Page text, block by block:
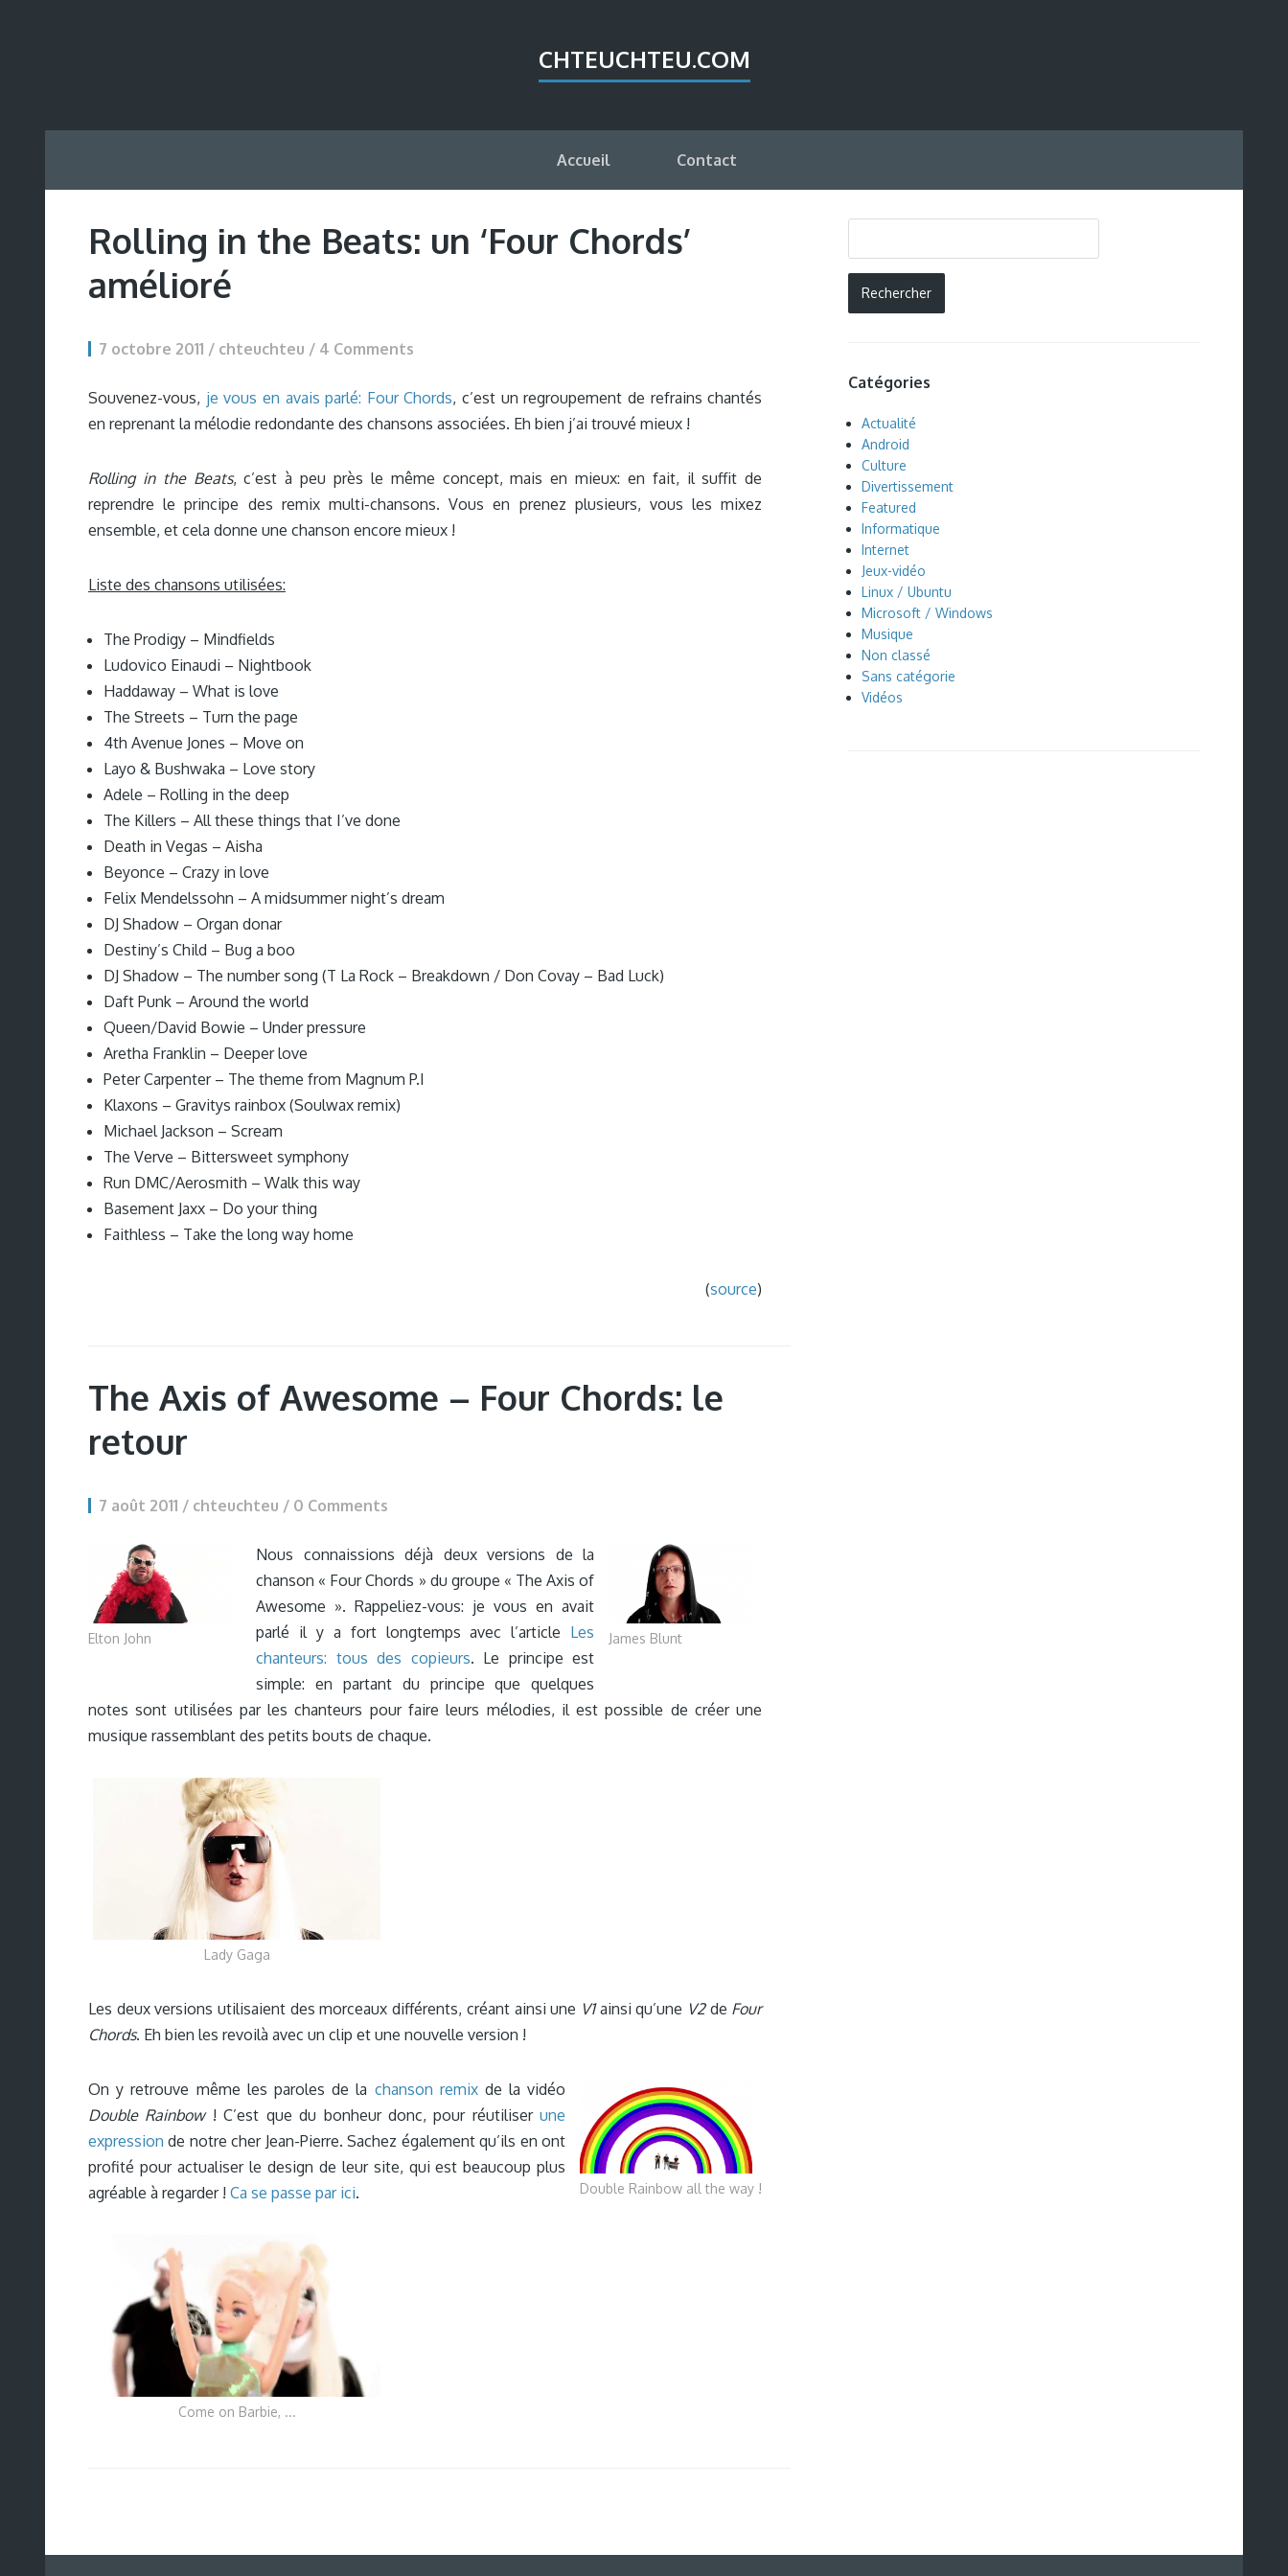
CHTEUCHTEU.COM
Accueil Contact
Rolling in the Beats: un ‘Four Chords’
amélioré
7 octobre 2011 / chteuchteu / 4 Comments
Souvenez-vous, je vous en avais parlé: Four Chords, c’est un regroupement de refrains chantés
en reprenant la mélodie redondante des chansons associées. Eh bien j’ai trouvé mieux !
Rolling in the Beats, c’est à peu près le même concept, mais en mieux: en fait, il suffit de
reprendre le principe des remix multi-chansons. Vous en prenez plusieurs, vous les mixez
ensemble, et cela donne une chanson encore mieux !
Liste des chansons utilisées:
The Prodigy – Mindfields
Ludovico Einaudi – Nightbook
Haddaway – What is love
The Streets – Turn the page
4th Avenue Jones – Move on
Layo & Bushwaka – Love story
Adele – Rolling in the deep
The Killers – All these things that I’ve done
Death in Vegas – Aisha
Beyonce – Crazy in love
Felix Mendelssohn – A midsummer night’s dream
DJ Shadow – Organ donar
Destiny’s Child – Bug a boo
DJ Shadow – The number song (T La Rock – Breakdown / Don Covay – Bad Luck)
Daft Punk – Around the world
Queen/David Bowie – Under pressure
Aretha Franklin – Deeper love
Peter Carpenter – The theme from Magnum P.I
Klaxons – Gravitys rainbox (Soulwax remix)
Michael Jackson – Scream
The Verve – Bittersweet symphony
Run DMC/Aerosmith – Walk this way
Basement Jaxx – Do your thing
Faithless – Take the long way home
(source)
The Axis of Awesome – Four Chords: le
retour
7 août 2011 / chteuchteu / 0 Comments
James Blunt
Elton John
Nous connaissions déjà deux versions de la
chanson « Four Chords » du groupe « The Axis of
Awesome ». Rappeliez-vous: je vous en avait
parlé il y a fort longtemps avec l’article Les
chanteurs: tous des copieurs. Le principe est
simple: en partant du principe que quelques
notes sont utilisées par les chanteurs pour faire leurs mélodies, il est possible de créer une
musique rassemblant des petits bouts de chaque.
Lady Gaga
Les deux versions utilisaient des morceaux différents, créant ainsi une V1ainsi qu’une V2de Four
Chords. Eh bien les revoilà avec un clip et une nouvelle version !
Double Rainbow all the way !
On y retrouve même les paroles de la chanson remixde la vidéo
Double Rainbow! C’est que du bonheur donc, pour réutiliserune
expression de notre cher Jean-Pierre. Sachez également qu’ils en ont
profité pour actualiser le design de leur site, qui est beaucoup plus
agréable à regarder ! Ca se passe par ici.
Come on Barbie, ...
Catégories
Actualité
Android
Culture
Divertissement
Featured
Informatique
Internet
Jeux-vidéo
Linux / Ubuntu
Microsoft / Windows
Musique
Non classé
Sans catégorie
Vidéos